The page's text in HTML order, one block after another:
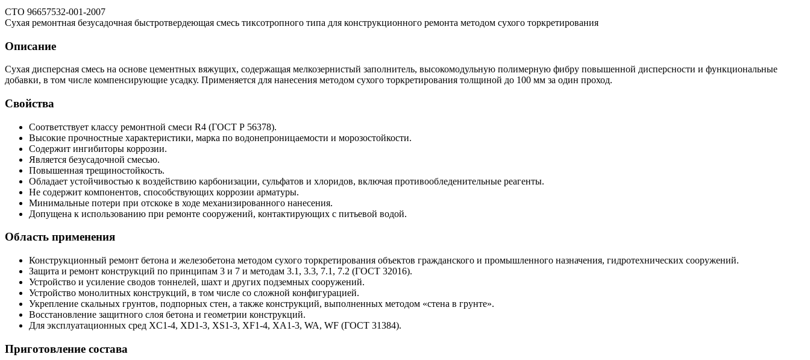
СТО 96657532-001-2007
Сухая ремонтная безусадочная быстротвердеющая смесь тиксотропного типа для конструкционного ремонта методом сухого торкретирования
Описание
Сухая дисперсная смесь на основе цементных вяжущих, содержащая мелкозернистый заполнитель, высокомодульную полимерную фибру повышенной дисперсности и функциональные
добавки, в том числе компенсирующие усадку. Применяется для нанесения методом сухого торкретирования толщиной до 100 мм за один проход.
Свойства
Соответствует классу ремонтной смеси R4 (ГОСТ Р 56378).
Высокие прочностные характеристики, марка по водонепроницаемости и морозостойкости.
Содержит ингибиторы коррозии.
Является безусадочной смесью.
Повышенная трещиностойкость.
Обладает устойчивостью к воздействию карбонизации, сульфатов и хлоридов, включая противообледенительные реагенты.
Не содержит компонентов, способствующих коррозии арматуры.
Минимальные потери при отскоке в ходе механизированного нанесения.
Допущена к использованию при ремонте сооружений, контактирующих с питьевой водой.
Область применения
Конструкционный ремонт бетона и железобетона методом сухого торкретирования объектов гражданского и промышленного назначения, гидротехнических сооружений.
Защита и ремонт конструкций по принципам 3 и 7 и методам 3.1, 3.3, 7.1, 7.2 (ГОСТ 32016).
Устройство и усиление сводов тоннелей, шахт и других подземных сооружений.
Устройство монолитных конструкций, в том числе со сложной конфигурацией.
Укрепление скальных грунтов, подпорных стен, а также конструкций, выполненных методом «стена в грунте».
Восстановление защитного слоя бетона и геометрии конструкций.
Для эксплуатационных сред XC1-4, XD1-3, XS1-3, XF1-4, XA1-3, WA, WF (ГОСТ 31384).
Приготовление состава